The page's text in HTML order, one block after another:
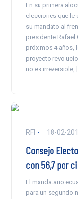
En su primera
elecciones que le
su mandato al
presidente Rafael
próximos 4 años,
proyecto
no es irreversible,
RFI 18-02-
Consejo
con 56,7 por
El mandatario
para un segundo